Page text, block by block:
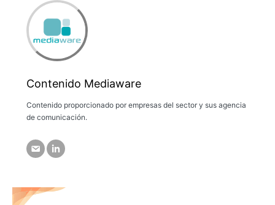
Contenido Mediaware
Contenido proporcionado por empresas del sector y sus agencia
de comunicación.